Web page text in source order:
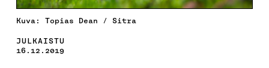
Kuva: Topias Dean / Sitra
JULKAISTU
16.12.2019